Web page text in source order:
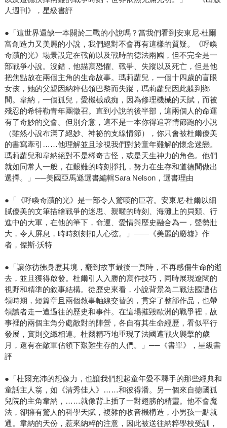
人週刊》，星級書評
●「這世界還缺一本關於二戰的小說嗎？當我們看到安東尼‧杜爾
富創造力又美麗的小說，我們絕對不會再有這樣的質疑。《呼喚
奇蹟的光》場景設定在戰前以及戰時的德法兩國，但不完全是一
部戰爭小說。沒錯，他描寫恐懼、戰爭、失蹤以及死亡，但是他
把焦點放在兩個主角的生命故事。瑪莉蘿兒，一個十四歲的盲眼
女孩，她的父親因納粹佔領巴黎而失蹤，瑪莉蘿兒因此躲到鄉
間。韋納，一個孤兒，愛機械成痴，因為修理機械的天賦，而被
殘忍的希特勒青年團徵召。直到小說的後半部，這兩個人的命運
有了奇妙的交會。但別介意，這不是一本你得追著情節跑的小說
（雖然小說布滿了絕妙、神祕的支線情節），你只會被杜爾優美
的書寫牽引……他理解並且珍視我們對於童年難解的懷念迷戀。
瑪莉蘿兒和韋納絕對不是稀奇古怪，或是天生神力的角色。他們
就如同常人一般，在艱難的時刻掙扎，努力在生存和道德間做出
選擇。」──美國亞馬遜選書編輯Sara Nelson，選書理由
●「《呼喚奇蹟的光》是一部令人驚嘆的巨著。安東尼‧杜爾以細
膩優美的文筆描繪戰爭的迷思、親暱的時刻、海灘上的貝類、行
進中的大軍，在他的筆下，命運、愛情與歷史融合為一，聲勢壯
大，令人屏息，時時刻刻扣人心弦。」——《美麗的廢墟》作
者，傑斯‧沃特
●「讓你彷彿身歷其境，翻到故事最後一頁時，不再感傷生命的逝
去，並且獲得啟發。杜爾引人入勝的寫作技巧，同時展現遼闊的
視野和精準的敘事結構。從歷史來看，小說背景為二戰法國遭佔
領時期，短篇章且兩個敘事軸線交替的，貫穿了整部作品，也帶
領讀者走一遭過往的歷史和事件。在這場摧毀歐洲的戰爭裡，故
事裡的兩個主角分處敵對的陣營，各自有其生命經歷，看似平行
發展，實則交織相連。杜爾精巧地重現了法國遭戰火襲擊的歲
月，還有在敵軍佔領下艱難生存的人們。」──《書單》，星級書
評
●「杜爾充沛的想像力，也讓我們想起童年愛不釋手的那些經典和
童話主人翁，如《清秀佳人》……和彼得潘。另一個來自德國孤
兒院的主角韋納，……就像背上插了一對翅膀的精靈。他不會魔
法，卻擁有驚人的科學天賦，複雜的收音機構造，小男孩一點就
通。韋納的天份，惹來納粹的注意，因此被送往納粹學校受訓，